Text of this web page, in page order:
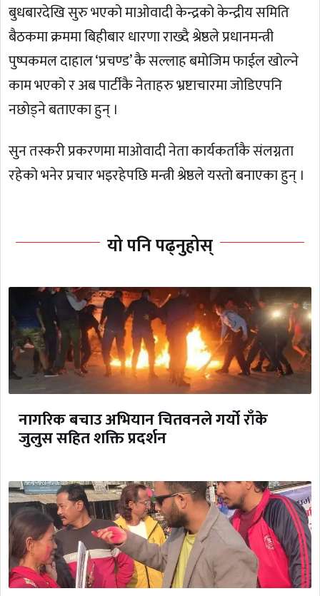
बुधबारदेखि सुरु भएको माओवादी केन्द्रको केन्द्रीय समिति
बैठकमा क्रममा बिहीबार धारणा राख्दै श्रेष्ठले प्रधानमन्त्री
पुष्पकमल दाहाल ‘प्रचण्ड’ कै सल्लाह बमोजिम फाईल खोल्ने
काम भएको र अब पार्टीकै नेताहरु भ्रष्टाचारमा जोडिएपनि
नछोड्ने बताएका हुन् ।
सुन तस्करी प्रकरणमा माओवादी नेता कार्यकर्ताकै संलग्नता
रहेको भनेर प्रचार भइरहेपछि मन्त्री श्रेष्ठले यस्तो बनाएका हुन् ।
यो पनि पढ्नुहोस्
नागरिक बचाउ अभियान चितवनले गर्यो राँके
जुलुस सहित शक्ति प्रदर्शन